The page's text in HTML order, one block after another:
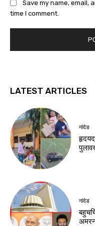
Save my name, email,
time I comment.
LATEST ARTICLES
नांदेड
नांदेड